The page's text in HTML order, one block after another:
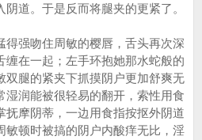
道。于是反而将腿夹的更紧了。
强吻住周敏的樱唇，舌头再次深
缠在一起；左手环抱她那水蛇般的
双腿的紧夹下抓摸阴户更加舒爽无
湿润能被很轻易的翻开，索性用食
抚摩阴蒂，一边用食指按抠外阴道
敏顿时被搞的阴户内酸痒无比，淫